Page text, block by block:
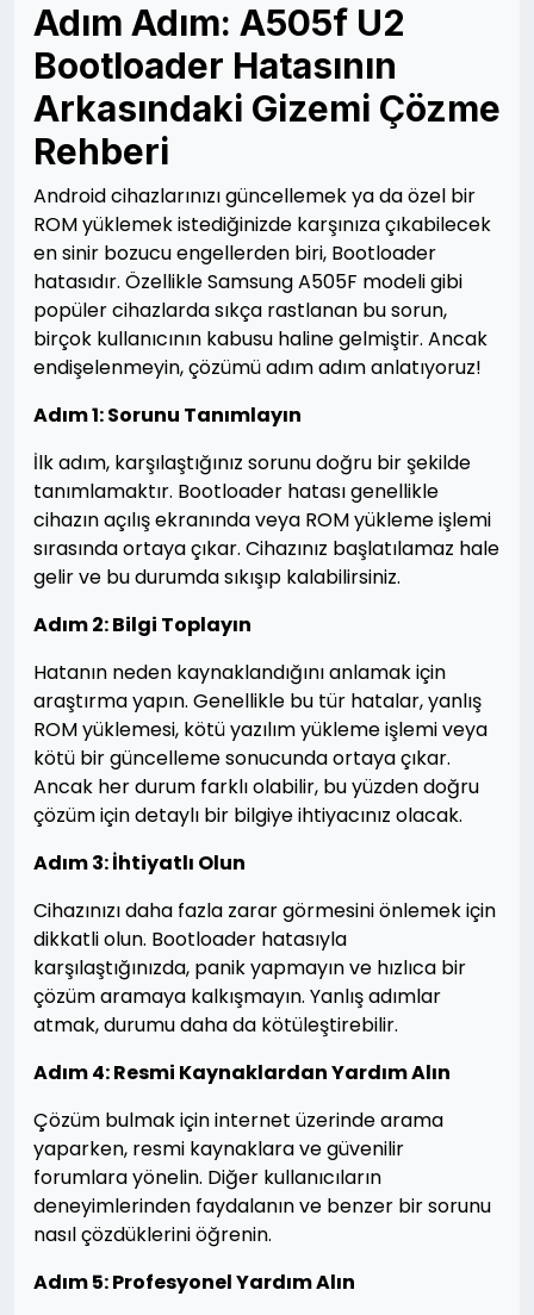
Adım Adım: A505f U2
Bootloader Hatasının
Arkasındaki Gizemi Çözme
Rehberi
Android cihazlarınızı güncellemek ya da özel bir
ROM yüklemek istediğinizde karşınıza çıkabilecek
en sinir bozucu engellerden biri, Bootloader
hatasıdır. Özellikle Samsung A505F modeli gibi
popüler cihazlarda sıkça rastlanan bu sorun,
birçok kullanıcının kabusu haline gelmiştir. Ancak
endişelenmeyin, çözümü adım adım anlatıyoruz!
Adım 1: Sorunu Tanımlayın
İlk adım, karşılaştığınız sorunu doğru bir şekilde
tanımlamaktır. Bootloader hatası genellikle
cihazın açılış ekranında veya ROM yükleme işlemi
sırasında ortaya çıkar. Cihazınız başlatılamaz hale
gelir ve bu durumda sıkışıp kalabilirsiniz.
Adım 2: Bilgi Toplayın
Hatanın neden kaynaklandığını anlamak için
araştırma yapın. Genellikle bu tür hatalar, yanlış
ROM yüklemesi, kötü yazılım yükleme işlemi veya
kötü bir güncelleme sonucunda ortaya çıkar.
Ancak her durum farklı olabilir, bu yüzden doğru
çözüm için detaylı bir bilgiye ihtiyacınız olacak.
Adım 3: İhtiyatlı Olun
Cihazınızı daha fazla zarar görmesini önlemek için
dikkatli olun. Bootloader hatasıyla
karşılaştığınızda, panik yapmayın ve hızlıca bir
çözüm aramaya kalkışmayın. Yanlış adımlar
atmak, durumu daha da kötüleştirebilir.
Adım 4: Resmi Kaynaklardan Yardım Alın
Çözüm bulmak için internet üzerinde arama
yaparken, resmi kaynaklara ve güvenilir
forumlara yönelin. Diğer kullanıcıların
deneyimlerinden faydalanın ve benzer bir sorunu
nasıl çözdüklerini öğrenin.
Adım 5: Profesyonel Yardım Alın